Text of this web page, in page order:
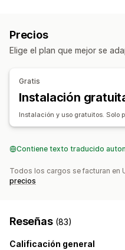
Productos
Arte mural
Opciones de envío
Etiqueta blanca
Envío
Preparación general
Precios inclusivos
Arte y manualidades
Precios
Elige el plan que mejor se
Gratis
Instalación
Instalación y uso gratuitos. Solo
Contiene texto traducido
Todos los cargos se facturan en
precios
Reseñas (83)
Calificación general